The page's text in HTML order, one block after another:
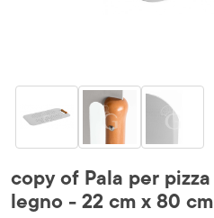
copy of Pala per
legno - 22 cm x 80 cm